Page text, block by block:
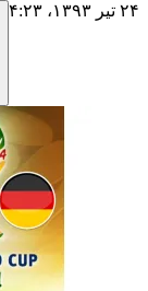
۲۴ تیر ۱۳۹۳،‏ ۴:۲۳